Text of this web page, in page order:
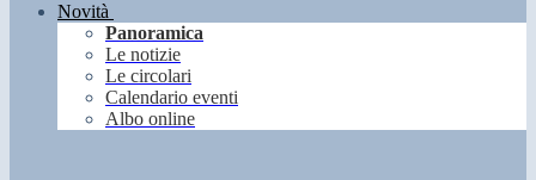
Novità
Panoramica
Le notizie
Le circolari
Calendario eventi
Albo online